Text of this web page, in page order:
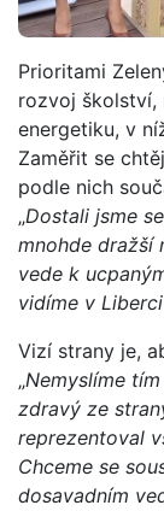
Prioritami
rozvoj školství,
energetiku, v
Zaměřit se
podle nich
„Dostali jsme
mnohde dražší
vede k
vidíme v
Vizí strany je,
„Nemyslíme
zdravý ze
reprezentoval
Chceme se
dosavadním